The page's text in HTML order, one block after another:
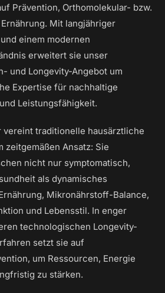
Prävention, Orthomolekular- bzw.
Mit langjähriger
einem modernen
erweitert sie unser
und Longevity-Angebot um
Expertise für nachhaltige
Leistungsfähigkeit.
traditionelle hausärztliche
zeitgemäßen Ansatz: Sie
nicht nur symptomatisch,
als dynamisches
Mikronährstoff-Balance,
und Lebensstil. In enger
technologischen Longevity-
setzt sie auf
um Ressourcen, Energie
zu stärken.